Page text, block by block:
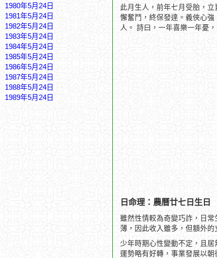
1980年5月24日
1981年5月24日
1982年5月24日
1983年5月24日
1984年5月24日
1985年5月24日
1986年5月24日
1987年5月24日
1988年5月24日
1989年5月24日
此月生人，前年七月受胎，
懈奮鬥，終保發達。義俠心
人。 詩曰，一年喜樂一年憂
日命理：農曆廿七日生日
雖然性情較為奇變巧詐，日
薄，因此收入雖多，但額外
少年時期心性變動不定，且
運勢略有好轉，事業發展以